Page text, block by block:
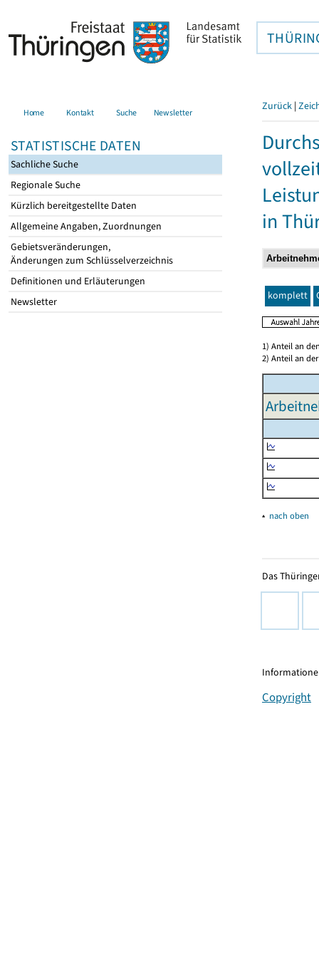
Home Kontakt Suche Newsletter
STATISTISCHE DATEN
Sachliche Suche
Regionale Suche
Kürzlich bereitgestellte Daten
Allgemeine Angaben, Zuordnungen
Gebietsveränderungen,
Änderungen zum Schlüsselverzeichnis
Definitionen und Erläuterungen
Newsletter
Zurück |
in
komplett
1) Anteil an
2) Anteil an
▴ nach oben
Das
Copyright